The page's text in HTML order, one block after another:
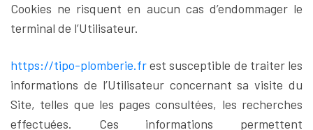
Cookies ne risquent en aucun cas d’endommager le
terminal de l’Utilisateur.
https://tipo-plomberie.frest susceptible de traiter les
informations de l’Utilisateur concernant sa visite du
Site, telles que les pages consultées, les recherches
effectuées. Ces informations permettent